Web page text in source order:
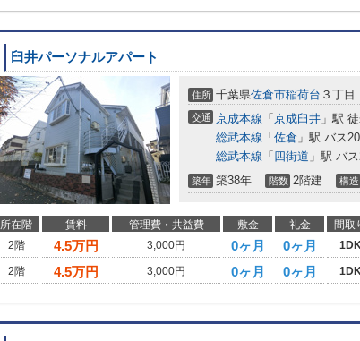
臼井パーソナルアパート
住所 千葉県佐倉市稲荷台 ３丁目
交通 京成本線 「 京成臼井 」駅
総武本線 「 佐倉 」駅 バス
総武本線 「 四街道 」駅 バ
築年 築38年 階数 2階建 構造
所在階 賃料 管理費・共益費 敷金 礼金 間取
2階
4.5万円 3,000円 0ヶ月 0ヶ月
2階
4.5万円 3,000円 0ヶ月 0ヶ月